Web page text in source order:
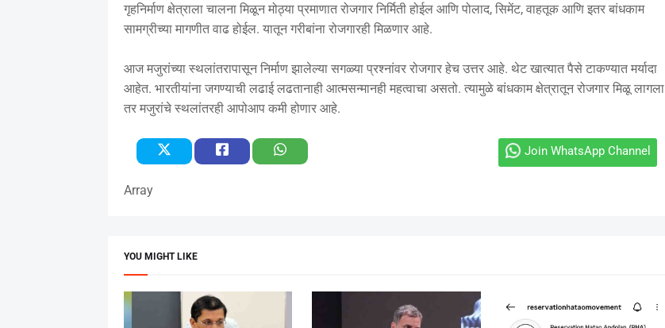
गृहनिर्माण क्षेत्राला चालना मिळून मोठ्या प्रमाणात रोजगार निर्मिती होईल आणि पोलाद, सिमेंट, वाहतूक आणि इतर बांधकाम
सामग्रीच्या मागणीत वाढ होईल. यातून गरीबांना रोजगारही मिळणार आहे.
आज मजुरांच्या स्थलांतरापासून निर्माण झालेल्या सगळ्या प्रश्नांवर रोजगार हेच उत्तर आहे. थेट खात्यात पैसे टाकण्यात मर्यादा
आहेत. भारतीयांना जगण्याची लढाई लढतानाही आत्मसन्मानही महत्वाचा असतो. त्यामुळे बांधकाम क्षेत्रातून रोजगार मिळू लागला
तर मजुरांचे स्थलांतरही आपोआप कमी होणार आहे.
Join WhatsApp Channel
Array
YOU MIGHT LIKE